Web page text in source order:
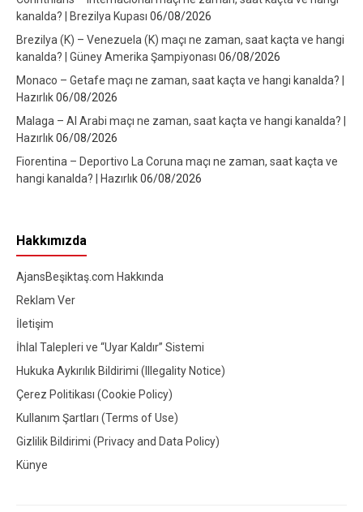
kanalda? | Brezilya Kupası 06/08/2026
Brezilya (K) – Venezuela (K) maçı ne zaman, saat kaçta ve hangi
kanalda? | Güney Amerika Şampiyonası 06/08/2026
Monaco – Getafe maçı ne zaman, saat kaçta ve hangi kanalda? |
Hazırlık06/08/2026
Malaga – Al Arabi maçı ne zaman, saat kaçta ve hangi kanalda? |
Hazırlık06/08/2026
Fiorentina – Deportivo La Coruna maçı ne zaman, saat kaçta ve
hangi kanalda? | Hazırlık06/08/2026
Hakkımızda
AjansBeşiktaş.com Hakkında
Reklam Ver
İletişim
İhlal Talepleri ve “Uyar Kaldır” Sistemi
Hukuka Aykırılık Bildirimi (Illegality Notice)
Çerez Politikası (Cookie Policy)
Kullanım Şartları (Terms of Use)
Gizlilik Bildirimi (Privacy and Data Policy)
Künye